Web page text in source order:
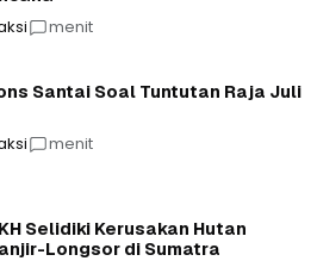
menit
Santai Soal Tuntutan Raja Juli
menit
Selidiki Kerusakan Hutan
Longsor di Sumatra